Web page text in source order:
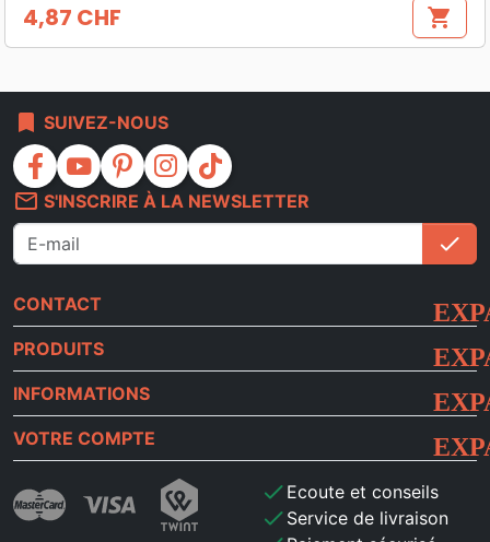
Prix
4,87 CHF shopping_cart
bookmark SUIVEZ-NOUS
facebook youtube pinterest instagram
tiktok
mail_outline S'INSCRIRE À LA NEWSLETTER
check
CONTACT
PRODUITS
INFORMATIONS
VOTRE COMPTE
check Ecoute et conseils
check Service de livraison